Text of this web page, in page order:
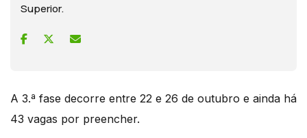
Superior.
A 3.ª fase decorre entre 22 e 26 de outubro e ainda há
43 vagas por preencher.